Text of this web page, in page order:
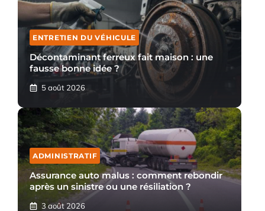
ENTRETIEN DU VÉHICULE
Décontaminant ferreux fait maison : une
fausse bonne idée ?
5 août 2026
ADMINISTRATIF
Assurance auto malus : comment rebondir
après un sinistre ou une résiliation ?
3 août 2026